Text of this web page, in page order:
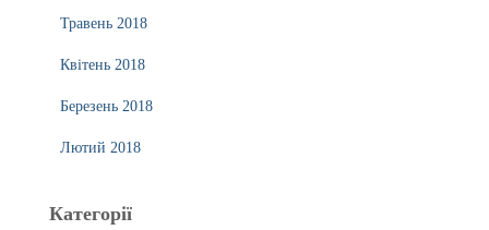
Травень 2018
Квітень 2018
Березень 2018
Лютий 2018
Категорії